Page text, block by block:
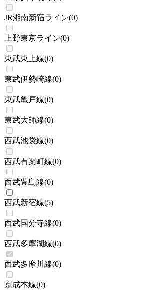
JR湘南新宿ライン(0)
上野東京ライン(0)
東武東上線(0)
東武伊勢崎線(0)
東武亀戸線(0)
東武大師線(0)
西武池袋線(0)
西武有楽町線(0)
西武豊島線(0)
西武新宿線(5)
西武国分寺線(0)
西武多摩湖線(0)
西武多摩川線(0)
京成本線(0)